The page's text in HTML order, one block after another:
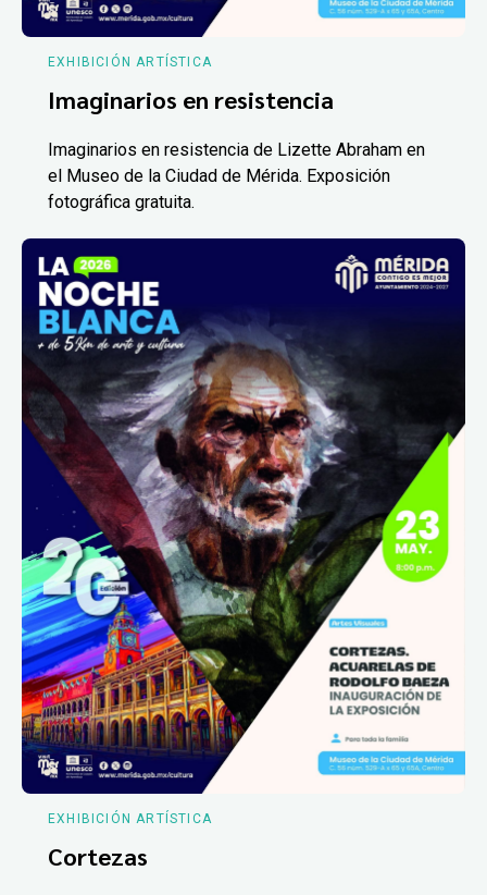
EXHIBICIÓN ARTÍSTICA
Imaginarios en resistencia
Imaginarios en resistencia de Lizette Abraham en
el Museo de la Ciudad de Mérida. Exposición
fotográfica gratuita.
EXHIBICIÓN ARTÍSTICA
Cortezas